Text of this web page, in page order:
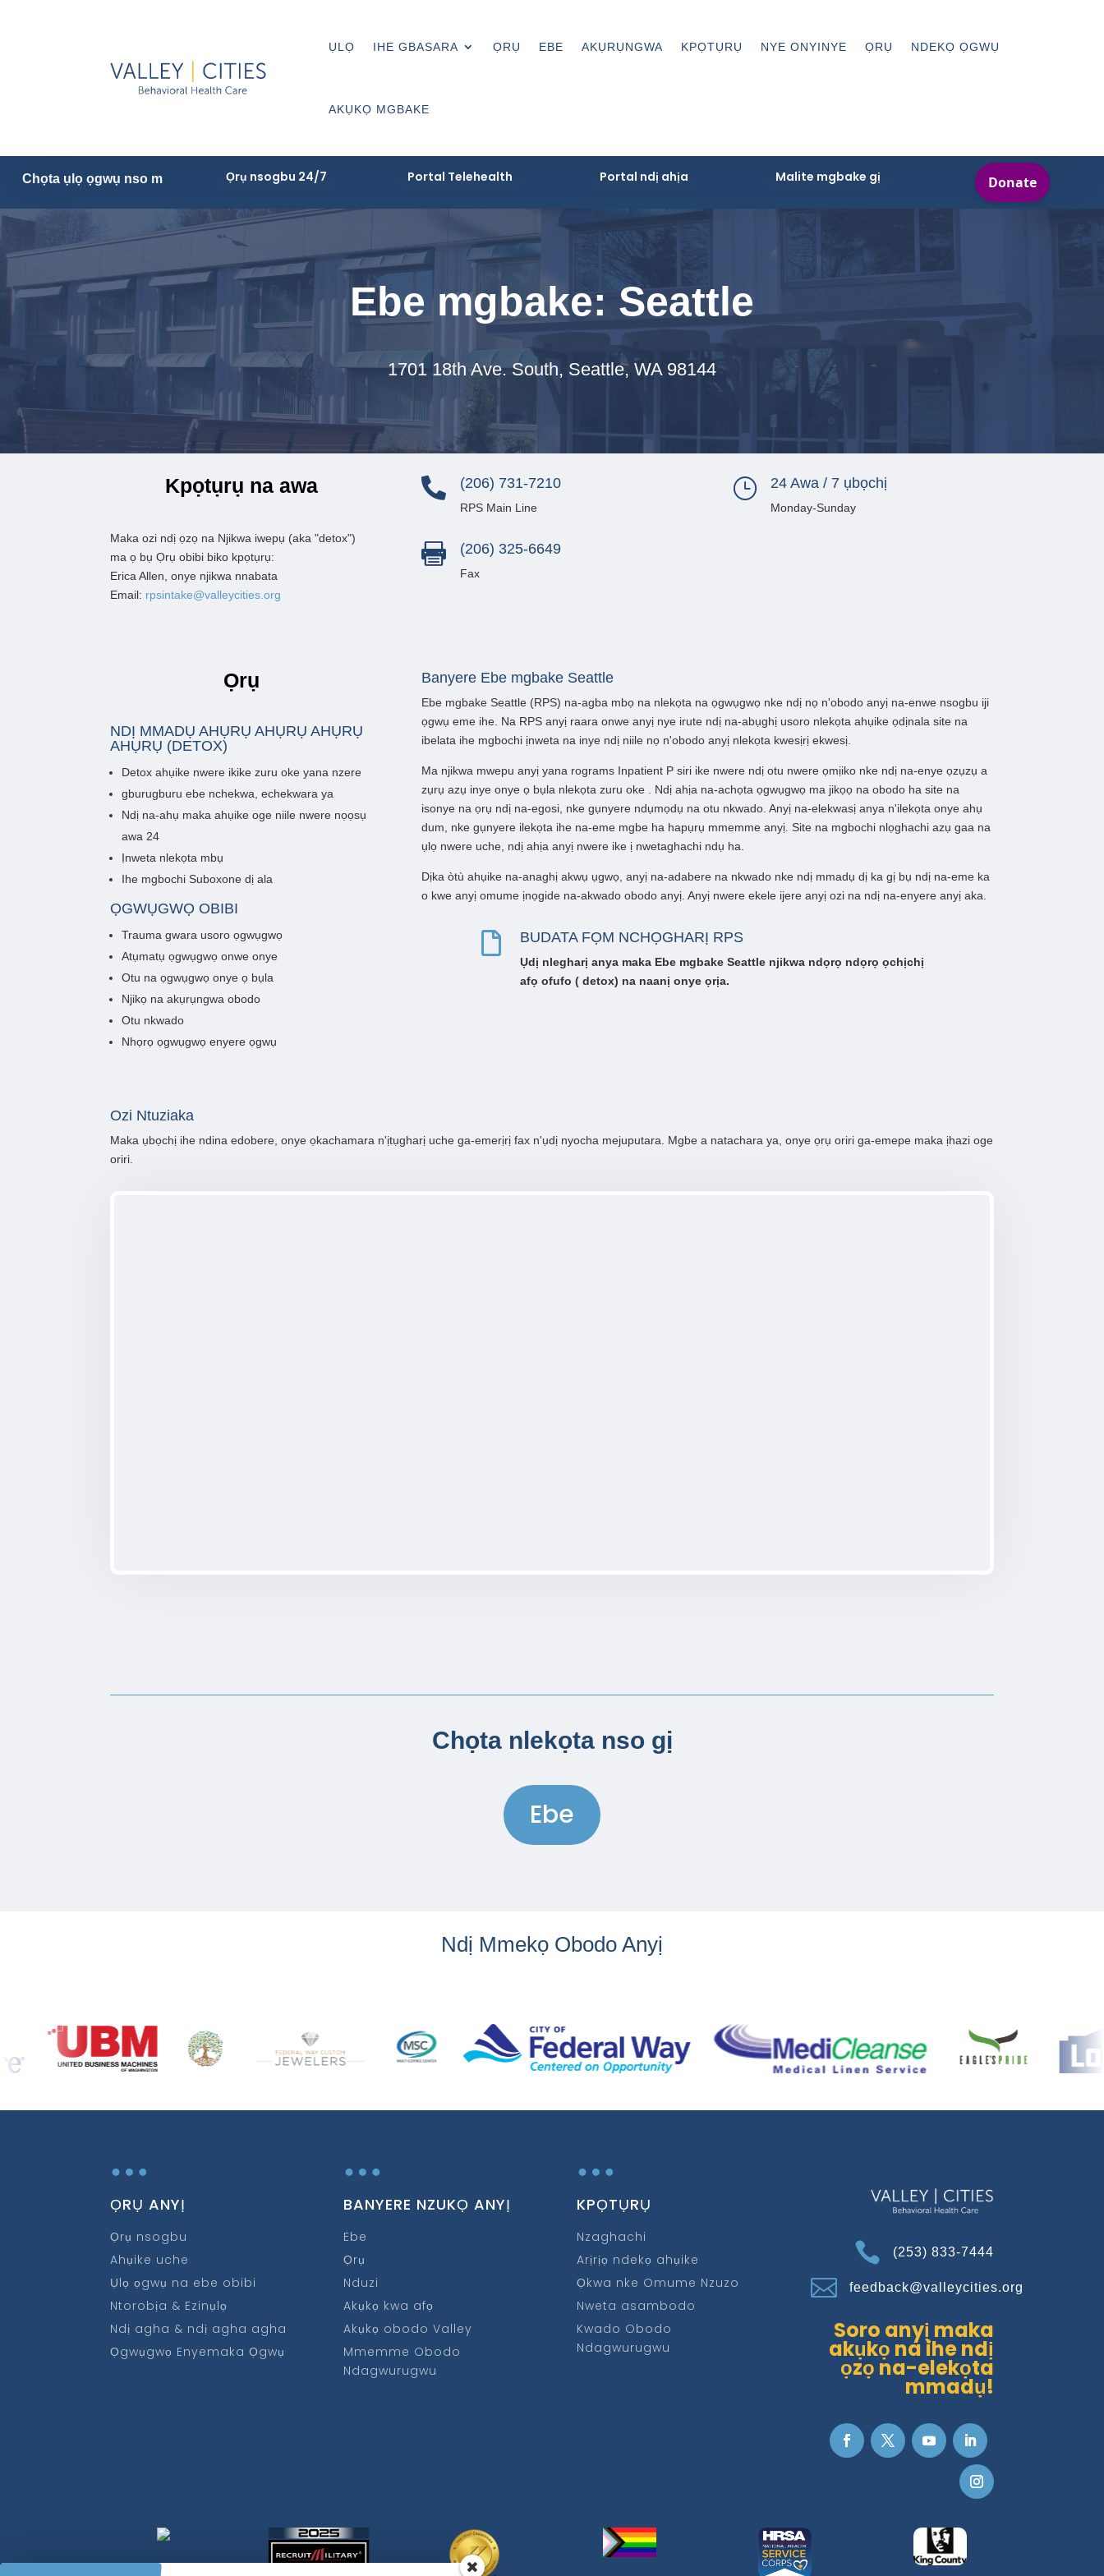
ỤLỌ IHE GBASARA ỌRỤ EBE AKỤRỤNGWA KPỌTỤRỤ NYE ONYINYE ỌRỤ NDEKỌ ỌGWỤ
AKỤKỌ MGBAKE
Chọta ụlọ ọgwụ nso m Ọrụ nsogbu 24/7 Portal Telehealth Portal ndị ahịa Malite mgbake gị
Ebe mgbake: Seattle
1701 18th Ave. South, Seattle, WA 98144
Kpọtụrụ na awa
Maka ozi ndị ọzọ na Njikwa iwepụ (aka "detox")
ma ọ bụ Ọrụ obibi biko kpọtụrụ:
Erica Allen, onye njikwa nnabata
Email: rpsintake@valleycities.org
 (206) 731-7210
RPS Main Line
 (206) 325-6649
Fax
} 24 Awa / 7 ụbọchị
Monday-Sunday
Ọrụ
NDỊ MMADỤ AHỤRỤ AHỤRỤ AHỤRỤ
AHỤRỤ (DETOX)
Detox ahụike nwere ikike zuru oke yana nzere
gburugburu ebe nchekwa, echekwara ya
Ndị na-ahụ maka ahụike oge niile nwere nọọsụ
awa 24
Ịnweta nlekọta mbụ
Ihe mgbochi Suboxone dị ala
ỌGWỤGWỌ OBIBI
Trauma gwara usoro ọgwụgwọ
Atụmatụ ọgwụgwọ onwe onye
Otu na ọgwụgwọ onye ọ bụla
Njikọ na akụrụngwa obodo
Otu nkwado
Nhọrọ ọgwụgwọ enyere ọgwụ
Banyere Ebe mgbake Seattle
Ebe mgbake Seattle (RPS) na-agba mbọ na nlekọta na ọgwụgwọ nke ndị nọ n'obodo anyị na-enwe nsogbu iji
ọgwụ eme ihe. Na RPS anyị raara onwe anyị nye irute ndị na-abụghị usoro nlekọta ahụike ọdịnala site na
ibelata ihe mgbochi ịnweta na inye ndị niile nọ n'obodo anyị nlekọta kwesịrị ekwesị.
Ma njikwa mwepu anyị yanarograms Inpatient P siri ike nwere ndị otu nwere ọmịiko nke ndị na-enye ọzụzụ a
zụrụ azụ inye onye ọ bụla nlekọta zuru oke. Ndị ahịa na-achọta ọgwụgwọ ma jikọọ na obodo ha site na
isonye na ọrụ ndị na-egosi, nke gụnyere ndụmọdụ na otu nkwado. Anyị na-elekwasị anya n'ilekọta onye ahụ
dum, nke gụnyere ilekọta ihe na-eme mgbe ha hapụrụ mmemme anyị. Site na mgbochi nlọghachi azụ gaa na
ụlọ nwere uche, ndị ahịa anyị nwere ike ị nwetaghachi ndụ ha.
Dịka òtù ahụike na-anaghị akwụ ụgwọ, anyị na-adabere na nkwado nke ndị mmadụ dị ka gị bụ ndị na-eme ka
o kwe anyị omume ịnọgide na-akwado obodo anyị. Anyị nwere ekele ijere anyị ozi na ndị na-enyere anyị aka.
 BUDATA FỌM NCHỌGHARỊ RPS
Ụdị nlegharị anya maka Ebe mgbake Seattle njikwa ndọrọ ndọrọ ọchịchị
afọ ofufo ( detox) na naanị onye ọrịa.
Ozi Ntuziaka
Maka ụbọchị ihe ndina edobere, onye ọkachamara n'ịtụgharị uche ga-emerịrị fax n'ụdị nyocha mejuputara. Mgbe a natachara ya, onye ọrụ oriri ga-emepe maka ịhazi oge
oriri.
Chọta nlekọta nso gị
Ebe
Ndị Mmekọ Obodo Anyị
…
ỌRỤ ANYỊ
Ọrụ nsogbu
Ahụike uche
Ụlọ ọgwụ na ebe obibi
Ntorobịa & Ezinụlọ
Ndị agha & ndị agha agha
Ọgwụgwọ Enyemaka Ọgwụ
…
BANYERE NZUKỌ ANYỊ
Ebe
Ọrụ
Nduzi
Akụkọ kwa afọ
Akụkọ obodo Valley
Mmemme Obodo
Ndagwurugwu
…
KPỌTỤRỤ
Nzaghachi
Arịrịọ ndekọ ahụike
Ọkwa nke Omume Nzuzo
Nweta asambodo
Kwado Obodo
Ndagwurugwu
 (253) 833-7444
 feedback@valleycities.org
Soro anyị maka
akụkọ na ihe ndị
ọzọ na-elekọta
mmadụ!